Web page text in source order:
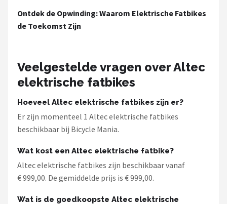
Alle merken →
Ontdek de Opwinding: Waarom Elektrische Fatbikes
de Toekomst Zijn
Veelgestelde vragen over Altec
elektrische fatbikes
Hoeveel Altec elektrische fatbikes zijn er?
Er zijn momenteel 1 Altec elektrische fatbikes
beschikbaar bij Bicycle Mania.
Wat kost een Altec elektrische fatbike?
Altec elektrische fatbikes zijn beschikbaar vanaf
€ 999,00. De gemiddelde prijs is € 999,00.
Wat is de goedkoopste Altec elektrische